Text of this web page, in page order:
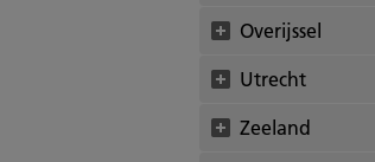
Overijssel
Utrecht
Zeeland